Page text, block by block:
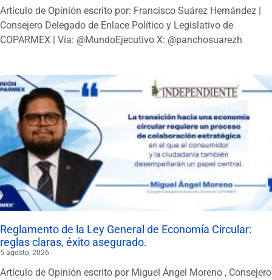
Artículo de Opinión escrito por: Francisco Suárez Hernández |
Consejero Delegado de Enlace Político y Legislativo de
COPARMEX | Vía: @MundoEjecutivo X: @panchosuarezh
Reglamento de la Ley General de Economía Circular:
reglas claras, éxito asegurado.
5 agosto, 2026
Artículo de Opinión escrito por Miguel Ángel Moreno , Consejero